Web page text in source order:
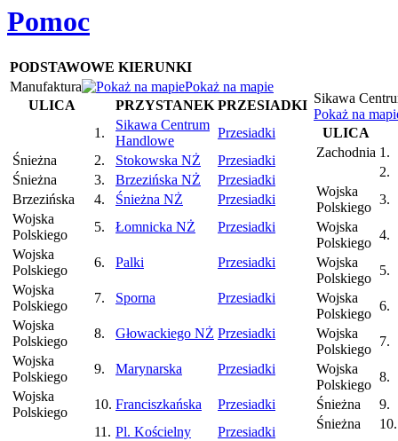
Pomoc
PODSTAWOWE KIERUNKI
Manufaktura
Pokaż na mapie
ULICA
PRZYSTANEK PRZESIADKI
1.
Sikawa Centrum
Handlowe
Przesiadki
Śnieżna
2. Stokowska NŻ
Przesiadki
Śnieżna
3. Brzezińska NŻ
Przesiadki
Brzezińska
4. Śnieżna NŻ
Przesiadki
Wojska
Polskiego
5. Łomnicka NŻ
Przesiadki
Wojska
Polskiego
6. Palki
Przesiadki
Wojska
Polskiego
7. Sporna
Przesiadki
Wojska
Polskiego
8. Głowackiego NŻ Przesiadki
Wojska
Polskiego
9. Marynarska
Przesiadki
Wojska
Polskiego
10. Franciszkańska
Przesiadki
11. Pl. Kościelny
Przesiadki
Sikawa
Pokaż na
ULICA
Zachodnia 1.
2.
Wojska
Polskiego
3.
Wojska
Polskiego
4.
Wojska
Polskiego
5.
Wojska
Polskiego
6.
Wojska
Polskiego
7.
Wojska
Polskiego
8.
Śnieżna
9.
Śnieżna
10.